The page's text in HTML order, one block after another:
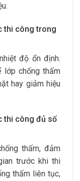
thi công trong
độ ổn định.
lớp chống thấm
hay giảm hiệu
thi công đủ số
thấm, đảm
trước khi thi
thấm liên tục,